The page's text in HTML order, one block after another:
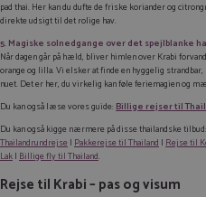
pad thai. Her kan du dufte de friske koriander og
direkte udsigt til det rolige hav.
5. Magiske solnedgange over det spejlblanke
Når dagen går på hæld, bliver himlen over Krabi
orange og lilla. Vi elsker at finde en hyggelig
nuet. Det er her, du virkelig kan føle feriemagien og
Du kan også læse vores guide: Billige rejser til
Du kan også kigge nærmere på disse thailandske tilbud:
Thailandrundrejse | Pakkerejse til Thailand | Rejse til
Lak| Billige fly til Thailand.
Rejse til Krabi – pas og visum